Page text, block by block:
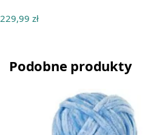
229,99 zł
Podobne produkty